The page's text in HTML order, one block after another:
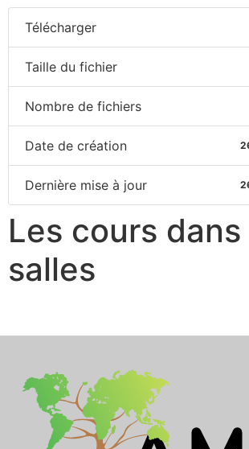
Télécharger
Taille du fichier
Nombre de fichiers
Date de création
Dernière mise à jour
Les cours dans
salles